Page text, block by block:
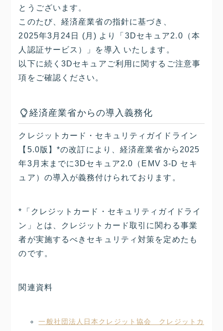
とうございます。
このたび、経済産業省の指針に基づき、
2025年3月24日 (月) より「3Dセキュア2.0（本
人認証サービス）」を導入 いたします。
以下に続く3Dセキュアご利用に関するご注意事
項をご確認ください。
経済産業省からの導入義務化
クレジットカード・セキュリティガイドライン
【5.0版】*の改訂により、経済産業省から2025
年3月末までに3Dセキュア2.0（EMV 3-D セキ
ュア）の導入が義務付けられております。
*「クレジットカード・セキュリティガイドライ
ン」とは、クレジットカード取引に関わる事業
者が実施するべきセキュリティ対策を定めたも
のです。
関連資料
一般社団法人日本クレジット協会 クレジットカ